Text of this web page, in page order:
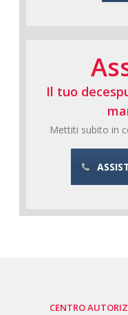
Il tuo
Mettiti subito in
CENTRO